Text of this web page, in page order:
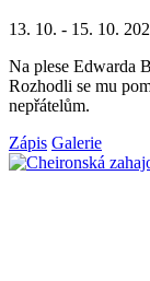
13. 10. - 15. 10.
Na plese Edwarda
Rozhodli se mu
nepřátelům.
Zápis Galerie